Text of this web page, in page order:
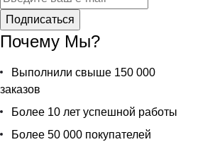
Подписаться
Почему Мы?
Выполнили свыше 150 000
заказов
Более 10 лет успешной работы
Более 50 000 покупателей